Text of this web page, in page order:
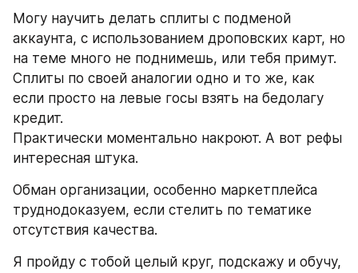
Могу научить делать сплиты с подменой
аккаунта, с использованием дроповских карт, но
на теме много не поднимешь, или тебя примут.
Сплиты по своей аналогии одно и то же, как
если просто на левые госы взять на бедолагу
кредит.
Практически моментально накроют. А вот рефы
интересная штука.
Обман организации, особенно маркетплейса
труднодоказуем, если стелить по тематике
отсутствия качества.
Я пройду с тобой целый круг, подскажу и обучу,